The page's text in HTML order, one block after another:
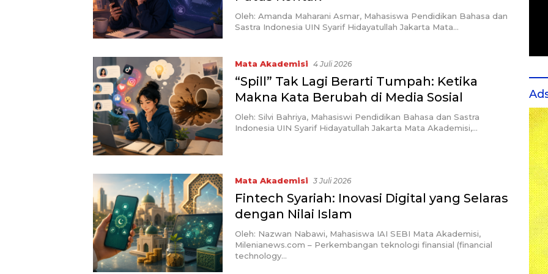
Oleh: Amanda Maharani Asmar, Mahasiswa Pendidikan Bahasa dan
Sastra Indonesia UIN Syarif Hidayatullah Jakarta Mata…
Mata Akademisi 4 Juli 2026
“Spill” Tak Lagi Berarti Tumpah: Ketika
Makna Kata Berubah di Media Sosial
Oleh: Silvi Bahriya, Mahasiswi Pendidikan Bahasa dan Sastra
Indonesia UIN Syarif Hidayatullah Jakarta Mata Akademisi,…
Mata Akademisi 3 Juli 2026
Fintech Syariah: Inovasi Digital yang Selaras
dengan Nilai Islam
Oleh: Nazwan Nabawi, Mahasiswa IAI SEBI Mata Akademisi,
Milenianews.com – Perkembangan teknologi finansial (financial
technology…